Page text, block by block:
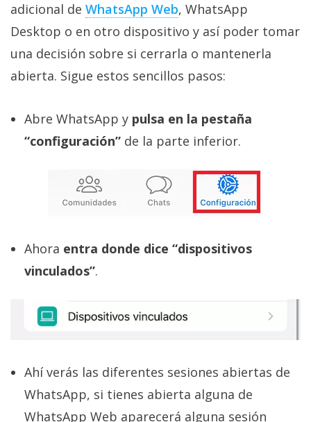
adicional de WhatsApp Web, WhatsApp
Desktop o en otro dispositivo y así poder tomar
una decisión sobre si cerrarla o mantenerla
abierta. Sigue estos sencillos pasos:
Abre WhatsApp y pulsa en la pestaña
“configuración” de la parte inferior.
Ahora entra donde dice “dispositivos
vinculados”.
Ahí verás las diferentes sesiones abiertas de
WhatsApp, si tienes abierta alguna de
WhatsApp Web aparecerá alguna sesión